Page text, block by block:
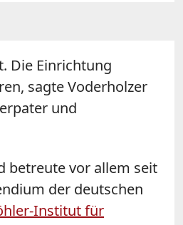
Die Einrichtung
sagte Voderholzer
und
betreute vor allem seit
der deutschen
Institut für